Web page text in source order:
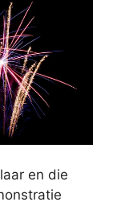
en die